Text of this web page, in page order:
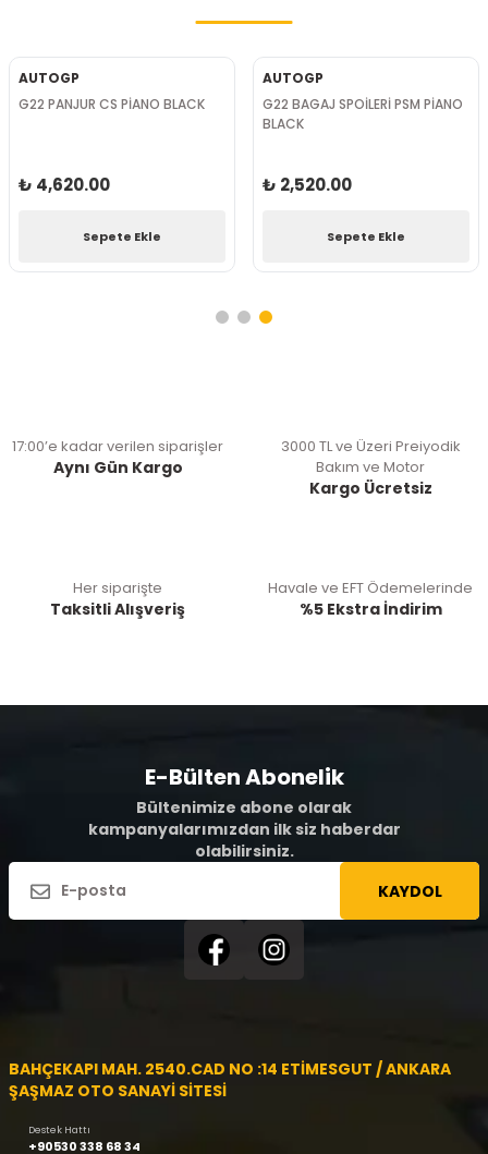
AUTOGP
G22 PANJUR CS PİANO BLACK
₺ 4,620.00
Sepete Ekle
AUTOGP
G22 BAGAJ SPOİLERİ PSM PİANO
BLACK
₺ 2,520.00
Sepete Ekle
17:00’e kadar verilen siparişler
Aynı Gün Kargo
3000 TL ve Üzeri Preiyodik
Bakım ve Motor
Kargo Ücretsiz
Her siparişte
Taksitli Alışveriş
Havale ve EFT Ödemelerinde
%5 Ekstra İndirim
E-Bülten Abonelik
Bültenimize abone olarak
kampanyalarımızdan ilk siz haberdar
olabilirsiniz.
KAYDOL
BAHÇEKAPI MAH. 2540.CAD NO :14 ETİMESGUT / ANKARA
ŞAŞMAZ OTO SANAYİ SİTESİ
Destek Hattı
+90530 338 68 34